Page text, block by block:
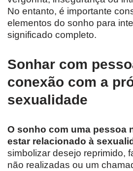
No entanto, é importante
elementos do sonho para
significado completo.
Sonhar com
conexão com a
sexualidade
O sonho com uma pessoa
estar relacionado à
simbolizar desejo reprimido,
não realizadas ou um